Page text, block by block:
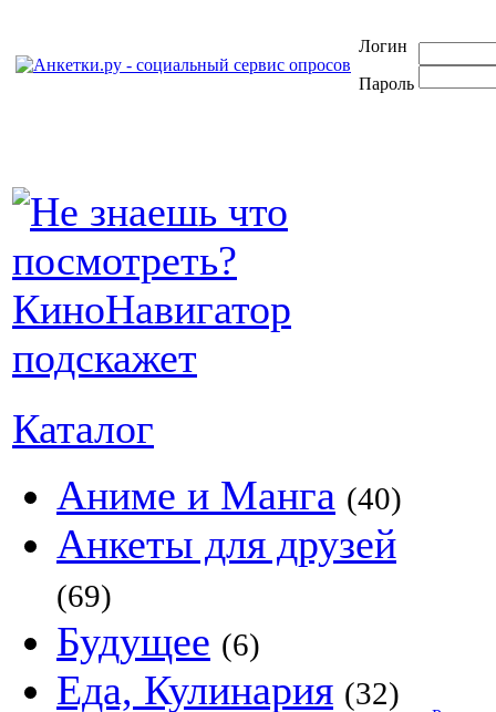
Логин
Пароль
Каталог
Аниме и Манга (40)
Анкеты для друзей
(69)
Будущее (6)
Еда, Кулинария (32)